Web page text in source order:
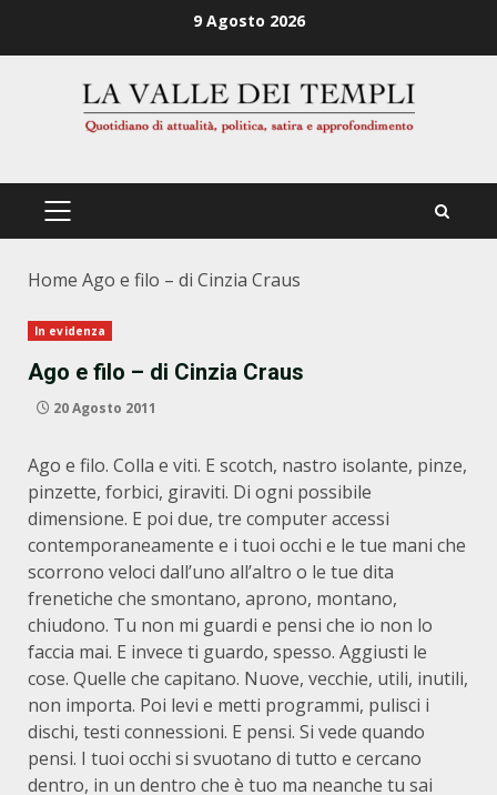
9 Agosto 2026
PRIMÄRES
Home Ago e filo – di Cinzia Craus
In evidenza
Ago e filo – di Cinzia Craus
20 Agosto 2011
Ago e filo. Colla e viti. E scotch, nastro isolante, pinze,
pinzette, forbici, giraviti. Di ogni possibile
dimensione. E poi due, tre computer accessi
contemporaneamente e i tuoi occhi e le tue mani che
scorrono veloci dall’uno all’altro o le tue dita
frenetiche che smontano, aprono, montano,
chiudono. Tu non mi guardi e pensi che io non lo
faccia mai. E invece ti guardo, spesso. Aggiusti le
cose. Quelle che capitano. Nuove, vecchie, utili, inutili,
non importa. Poi levi e metti programmi, pulisci i
dischi, testi connessioni. E pensi. Si vede quando
pensi. I tuoi occhi si svuotano di tutto e cercano
dentro, in un dentro che è tuo ma neanche tu sai